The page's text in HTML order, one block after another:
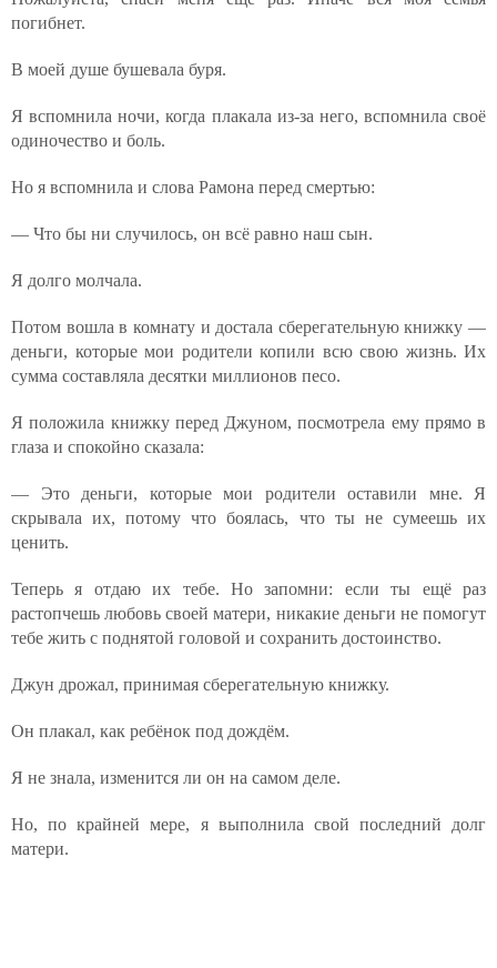
погибнет.
В моей душе бушевала буря.
Я вспомнила ночи, когда плакала из-за него, вспомнила своё
одиночество и боль.
Но я вспомнила и слова Рамона перед смертью:
— Что бы ни случилось, он всё равно наш сын.
Я долго молчала.
Потом вошла в комнату и достала сберегательную книжку —
деньги, которые мои родители копили всю свою жизнь. Их
сумма составляла десятки миллионов песо.
Я положила книжку перед Джуном, посмотрела ему прямо в
глаза и спокойно сказала:
— Это деньги, которые мои родители оставили мне. Я
скрывала их, потому что боялась, что ты не сумеешь их
ценить.
Теперь я отдаю их тебе. Но запомни: если ты ещё раз
растопчешь любовь своей матери, никакие деньги не помогут
тебе жить с поднятой головой и сохранить достоинство.
Джун дрожал, принимая сберегательную книжку.
Он плакал, как ребёнок под дождём.
Я не знала, изменится ли он на самом деле.
Но, по крайней мере, я выполнила свой последний долг
матери.